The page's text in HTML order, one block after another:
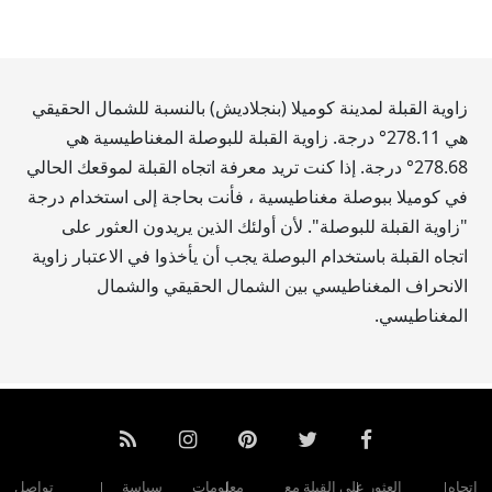
زاوية القبلة لمدينة كوميلا (بنجلاديش) بالنسبة للشمال الحقيقي
هي 278.11° درجة. زاوية القبلة للبوصلة المغناطيسية هي
278.68° درجة. إذا كنت تريد معرفة اتجاه القبلة لموقعك الحالي
في كوميلا ببوصلة مغناطيسية ، فأنت بحاجة إلى استخدام درجة
"زاوية القبلة للبوصلة". لأن أولئك الذين يريدون العثور على
اتجاه القبلة باستخدام البوصلة يجب أن يأخذوا في الاعتبار زاوية
الانحراف المغناطيسي بين الشمال الحقيقي والشمال
المغناطيسي.
اتجاه العثور على القبلة مع معلومات سياسة تواصل